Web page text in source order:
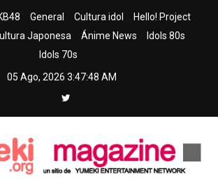
General Cultura idol
Hello! Project
Japonesa Ánime News
Idols 80s
Idols 70s
05 Ago, 2026 3:47:49 AM